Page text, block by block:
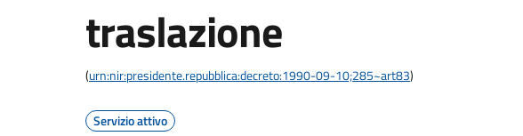
traslazione
(urn:nir:presidente.repubblica:decreto:1990-09-10;285~art83)
Servizio attivo